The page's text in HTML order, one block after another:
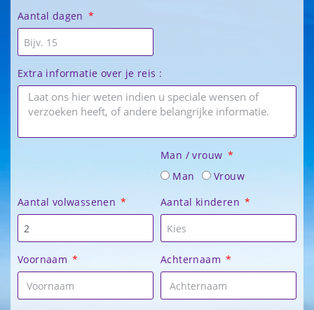
Aantal dagen
Extra informatie over je reis :
Man / vrouw
Man
Vrouw
Aantal volwassenen
Aantal kinderen
Voornaam Achternaam